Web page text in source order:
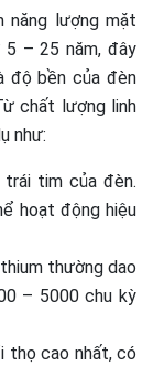
năng lượng mặt
5 – 25 năm, đây
độ bền của đèn
chất lượng linh
như:
tim của đèn.
hoạt động hiệu
thường dao
– 5000 chu kỳ
thọ cao nhất, có